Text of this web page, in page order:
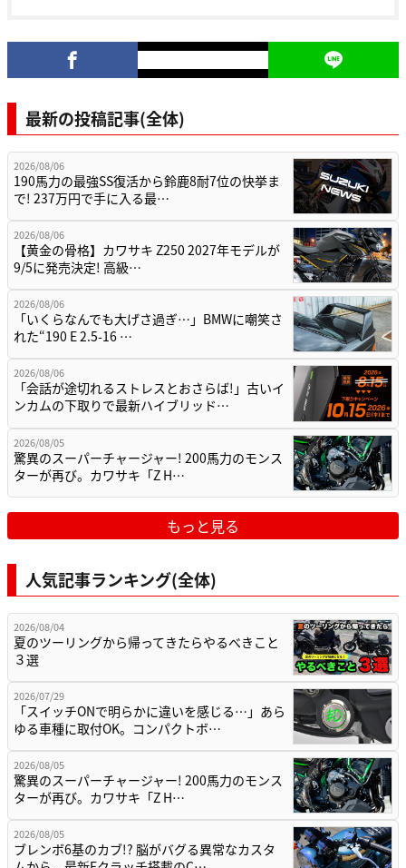
最新の投稿記事(全体)
2026/08/06
190馬力の最強SS復活から鈴鹿8耐7位の快挙ま
で! 237万円で手に入る最…
2026/08/06
【黄金の骨格】カワサキ Z250 2027年モデルが
9/5に発売決定! 高級…
2026/08/06
「いくらなんでも大げさ過ぎ…」BMWに嘲笑さ
れた“190 E 2.5-16 …
2026/08/06
「会話が途切れるストレスとおさらば!」古いイ
ンカムの下取りで最新ハイブリッド…
2026/08/05
驚異のスーパーチャージャー! 200馬力のモンス
ターが再び。カワサキ「Z H…
もっと見る
人気記事ランキング(全体)
2026/08/04
夏のツーリングから帰ってきたらやるべきこと
３選
2026/07/29
「スイッチONで明らかに違いを感じる…」あら
ゆる車種に取付OK。コンパクトボ…
2026/08/05
驚異のスーパーチャージャー! 200馬力のモンス
ターが再び。カワサキ「Z H…
2026/08/05
ブレンボ6基のカブ!? 脳がバグる異常なカスタ